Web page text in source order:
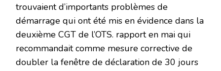
trouvaient d’importants problèmes de
démarrage qui ont été mis en évidence dans la
deuxième CGT de l’OTS. rapport en mai qui
recommandait comme mesure corrective de
doubler la fenêtre de déclaration de 30 jours